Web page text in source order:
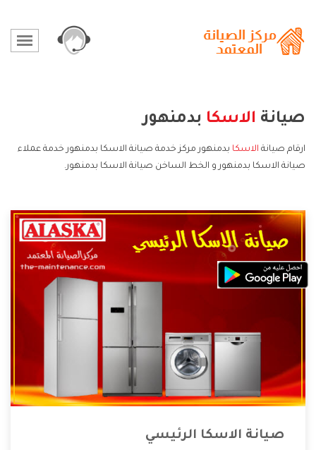
صيانة الاسكا بدمنهور
ارقام صيانة الاسكا بدمنهور مركز خدمة صيانة الاسكا بدمنهور خدمة عملاء
صيانة الاسكا بدمنهور و الخط الساخن صيانة الاسكا بدمنهور.
صيانة الاسكا الرئيسي